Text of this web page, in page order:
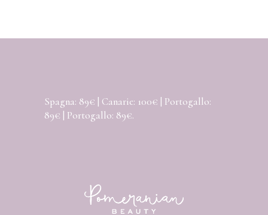
Spagna: 89€ | Canarie: 100€ | Portogallo:
89€ | Portogallo: 89€.